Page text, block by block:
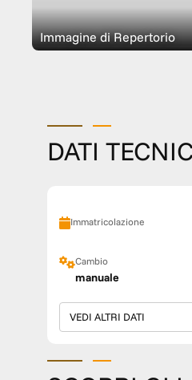
Immagine di Repertorio
DATI
Immatricolazione
Cambio
manuale
VEDI ALTRI DATI